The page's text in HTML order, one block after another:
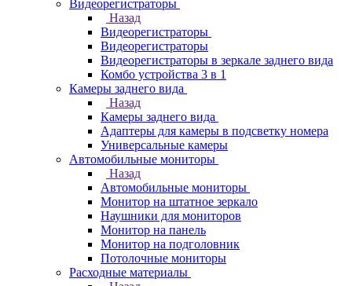
Видеорегистраторы
Назад
Видеорегистраторы
Видеорегистраторы
Видеорегистраторы в зеркале заднего вида
Комбо устройства 3 в 1
Камеры заднего вида
Назад
Камеры заднего вида
Адаптеры для камеры в подсветку номера
Универсальные камеры
Автомобильные мониторы
Назад
Автомобильные мониторы
Монитор на штатное зеркало
Наушники для мониторов
Монитор на панель
Монитор на подголовник
Потолочные мониторы
Расходные материалы